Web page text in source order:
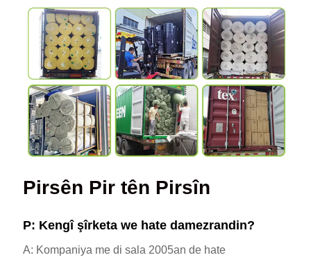
Pirsên Pir tên Pirsîn
P: Kengî şîrketa we hate damezrandin?
A: Kompaniya me di sala 2005an de hate